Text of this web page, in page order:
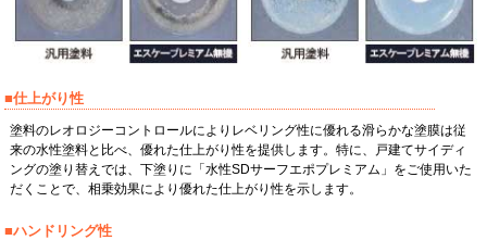
■仕上がり性
塗料のレオロジーコントロールによりレベリング性に優れる滑らかな塗膜は従
来の水性塗料と比べ、優れた仕上がり性を提供します。特に、戸建てサイディ
ングの塗り替えでは、下塗りに「水性SDサーフエポプレミアム」をご使用いた
だくことで、相乗効果により優れた仕上がり性を示します。
■ハンドリング性